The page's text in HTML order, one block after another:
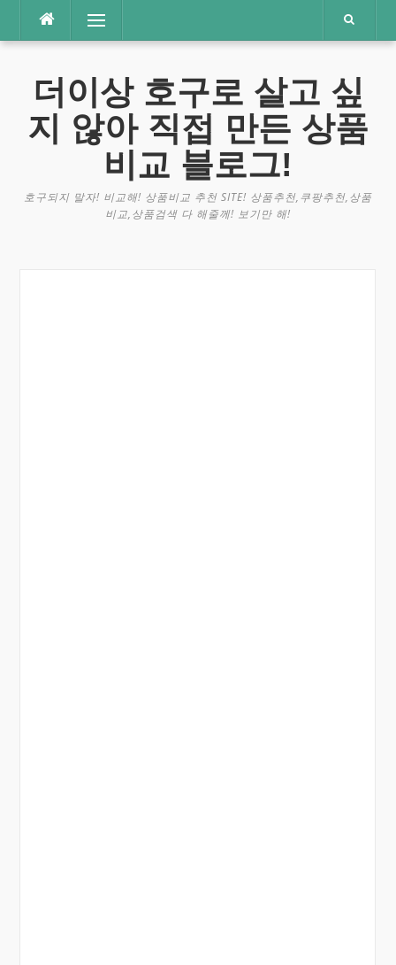
츠
메뉴
더이상 호구로 살고 싶
지 않아 직접 만든 상품
비교 블로그!
호구되지 말자! 비교해! 상품비교 추천 SITE! 상품추천,쿠팡추천,상품
비교,상품검색 다 해줄께! 보기만 해!